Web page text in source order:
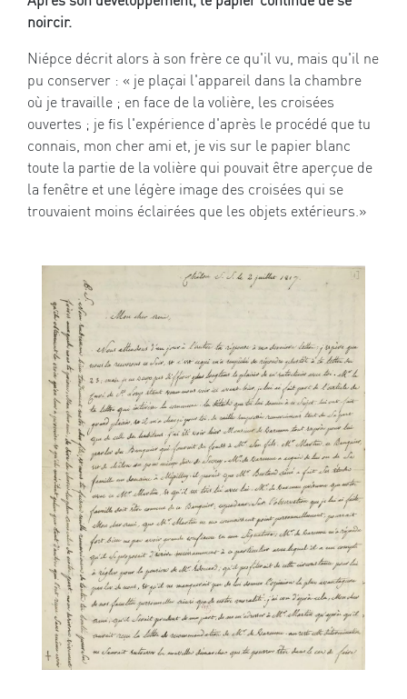
noircir.
Niépce décrit alors à son frère ce qu'il vu, mais qu'il ne
pu conserver : « je plaçai l'appareil dans la chambre
où je travaille ; en face de la volière, les croisées
ouvertes ; je fis l'expérience d'après le procédé que tu
connais, mon cher ami et, je vis sur le papier blanc
toute la partie de la volière qui pouvait être aperçue de
la fenêtre et une légère image des croisées qui se
trouvaient moins éclairées que les objets extérieurs.»